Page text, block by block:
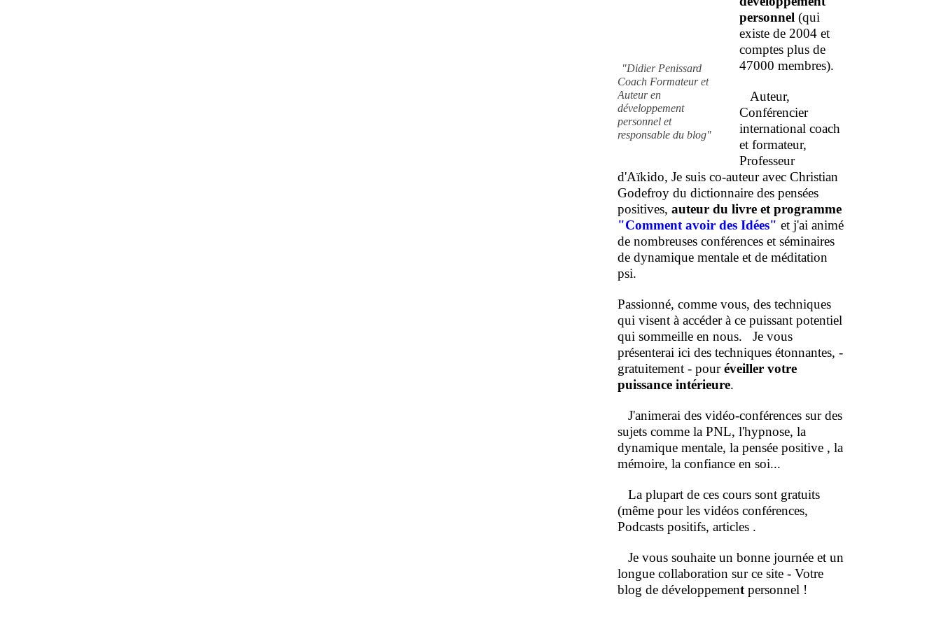
"Didier Penissard
Coach Formateur et
Auteur en
développement
personnel et
responsable du blog"
personnel (qui
existe de 2004 et
comptes plus de
47000 membres).
Auteur,
Conférencier
international coach
et formateur,
Professeur
d'Aïkido, Je suis co-auteur avec Christian
Godefroy du dictionnaire des pensées
positives, auteur du livre et programme
"Comment avoir des Idées" et j'ai animé
de nombreuses conférences et séminaires
de dynamique mentale et de méditation
psi.
Passionné, comme vous, des techniques
qui visent à accéder à ce puissant potentiel
qui sommeille en nous. Je vous
présenterai ici des techniques étonnantes, -
gratuitement - pouréveiller votre
puissance intérieure.
J'animerai des vidéo-conférences sur des
sujets comme la PNL, l'hypnose, la
dynamique mentale, la pensée positive , la
mémoire, la confiance en soi...
La plupart de ces cours sont gratuits
(même pour les vidéos conférences,
Podcasts positifs, articles .
Je vous souhaite un bonne journée et un
longue collaboration sur ce site - Votre
blog de développement personnel !